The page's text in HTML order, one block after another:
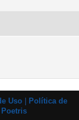
Uso
Política de
Poetris